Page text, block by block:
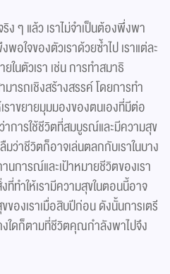
ง ๆ แล้ว เราไม่จำเป็นต้องพึ่งพา
ใจของตัวเราด้วยซ้ำไป เราแต่ละ
นตัวเรา เช่น การทำสมาธิ
รถเชิงสร้างสรรค์ โดยการทำ
ราขยายมุมมองของตนเองที่มีต่อ
าการใช้ชีวิตที่สมบูรณ์และมีความสุข
ว่าชีวิตก็อาจเล่นตลกกับเราในบาง
นการณ์และเป้าหมายชีวิตของเรา
ที่ทำให้เรามีความสุขในตอนนี้อาจ
องเราเมื่อสิบปีก่อน ดังนั้นการเตรี
งใดก็ตามที่ชีวิตคุณกำลังพาไปจึง